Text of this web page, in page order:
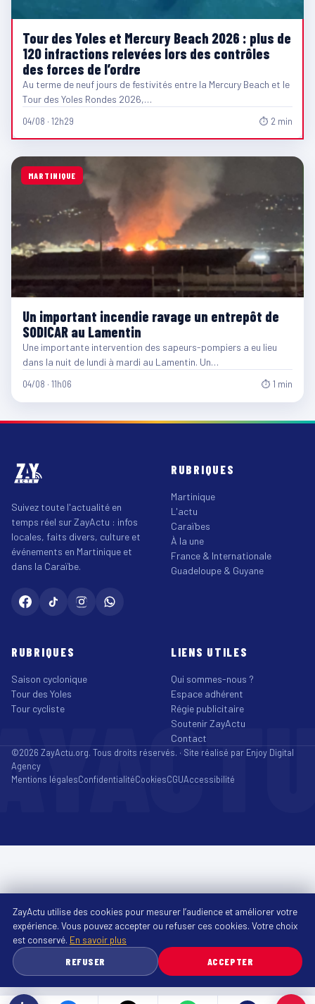
Tour des Yoles et Mercury Beach 2026 : plus de
120 infractions relevées lors des contrôles
des forces de l’ordre
Au terme de neuf jours de festivités entre la Mercury Beach et le
Tour des Yoles Rondes 2026,…
04/08 · 12h29 ⏱ 2 min
MARTINIQUE
Un important incendie ravage un entrepôt de
SODICAR au Lamentin
Une importante intervention des sapeurs-pompiers a eu lieu
dans la nuit de lundi à mardi au Lamentin. Un…
04/08 · 11h06 ⏱ 1 min
Suivez toute l'actualité en
temps réel sur ZayActu : infos
locales, faits divers, culture et
événements en Martinique et
dans la Caraïbe.
RUBRIQUES
Martinique
L'actu
Caraïbes
À la une
France & Internationale
Guadeloupe & Guyane
RUBRIQUES
Saison cyclonique
Tour des Yoles
Tour cycliste
LIENS UTILES
Qui sommes-nous ?
Espace adhérent
Régie publicitaire
Soutenir ZayActu
Contact
©2026 ZayActu.org. Tous droits réservés. · Site réalisé par Enjoy Digital
Agency
Mentions légalesConfidentialitéCookiesCGUAccessibilité
ZayActu utilise des cookies pour mesurer l’audience et améliorer votre
expérience. Vous pouvez accepter ou refuser ces cookies. Votre choix
est conservé. En savoir plus
REFUSER
ACCEPTER